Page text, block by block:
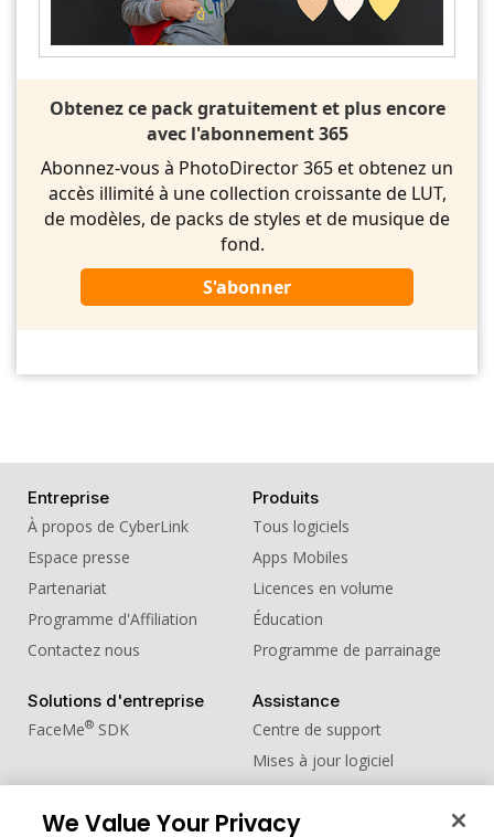
Obtenez ce pack gratuitement et plus encore
avec l'abonnement 365
Abonnez-vous à PhotoDirector 365 et obtenez un
accès illimité à une collection croissante de LUT,
de modèles, de packs de styles et de musique de
fond.
S'abonner
Entreprise
À propos de CyberLink
Espace presse
Partenariat
Programme d'Affiliation
Contactez nous
Produits
Tous logiciels
Apps Mobiles
Licences en volume
Éducation
Programme de parrainage
Solutions d'entreprise
FaceMe® SDK
Assistance
Centre de support
Mises à jour logiciel
Centre d'apprentissage
We Value Your Privacy